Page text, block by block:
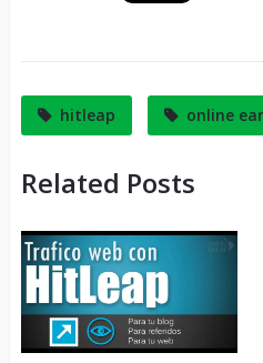
hitleap online
Related Posts